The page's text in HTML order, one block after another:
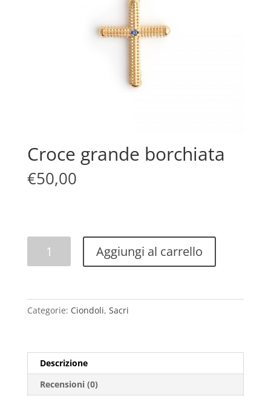
Croce grande borchiata
€50,00
grande
Aggiungi al carrello
Categorie: Ciondoli, Sacri
Descrizione
Recensioni (0)